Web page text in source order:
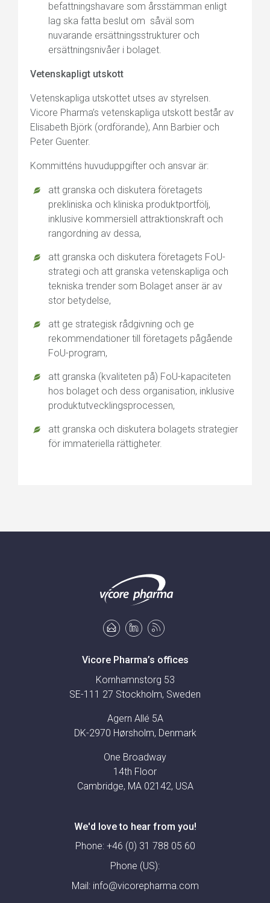
befattningshavare som årsstämman enligt
lag ska fatta beslut om såväl som
nuvarande ersättningsstrukturer och
ersättningsnivåer i bolaget.
Vetenskapligt utskott
Vetenskapliga utskottet utses av styrelsen.
Vicore Pharma’s vetenskapliga utskott består av
Elisabeth Björk (ordförande), Ann Barbier och
Peter Guenter.
Kommitténs huvuduppgifter och ansvar är:
att granska och diskutera företagets
prekliniska och kliniska produktportfölj,
inklusive kommersiell attraktionskraft och
rangordning av dessa,
att granska och diskutera företagets FoU-
strategi och att granska vetenskapliga och
tekniska trender som Bolaget anser är av
stor betydelse,
att ge strategisk rådgivning och ge
rekommendationer till företagets pågående
FoU-program,
att granska (kvaliteten på) FoU-kapaciteten
hos bolaget och dess organisation, inklusive
produktutvecklingsprocessen,
att granska och diskutera bolagets strategier
för immateriella rättigheter.
Vicore Pharma’s offices
Kornhamnstorg 53
SE-111 27 Stockholm, Sweden
Agern Allé 5A
DK-2970 Hørsholm, Denmark
One Broadway
14th Floor
Cambridge, MA 02142, USA
We'd love to hear from you!
Phone: +46 (0) 31 788 05 60
Phone (US):
Mail: info@vicorepharma.com